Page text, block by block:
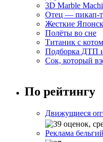
3D Marble
Отец — пикап-
Жесткие
Полёты во сне
Титаник с котом
Подборка ДТП
Сок, который
По рейтингу
Движущиеся
Реклама